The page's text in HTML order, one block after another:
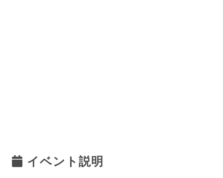
イベント説明